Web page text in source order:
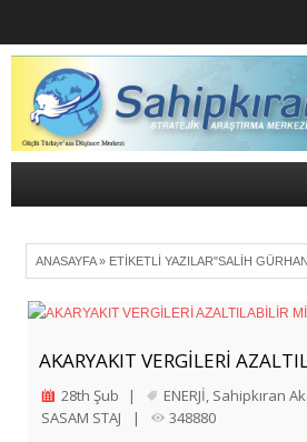
ANASAYFA» ETIKETLI YAZILAR"SALIH
AKARYAKIT VERGİLERİ
28th Şub | ENERJİ Sahipkıran
SASAM STAJ
| 348880